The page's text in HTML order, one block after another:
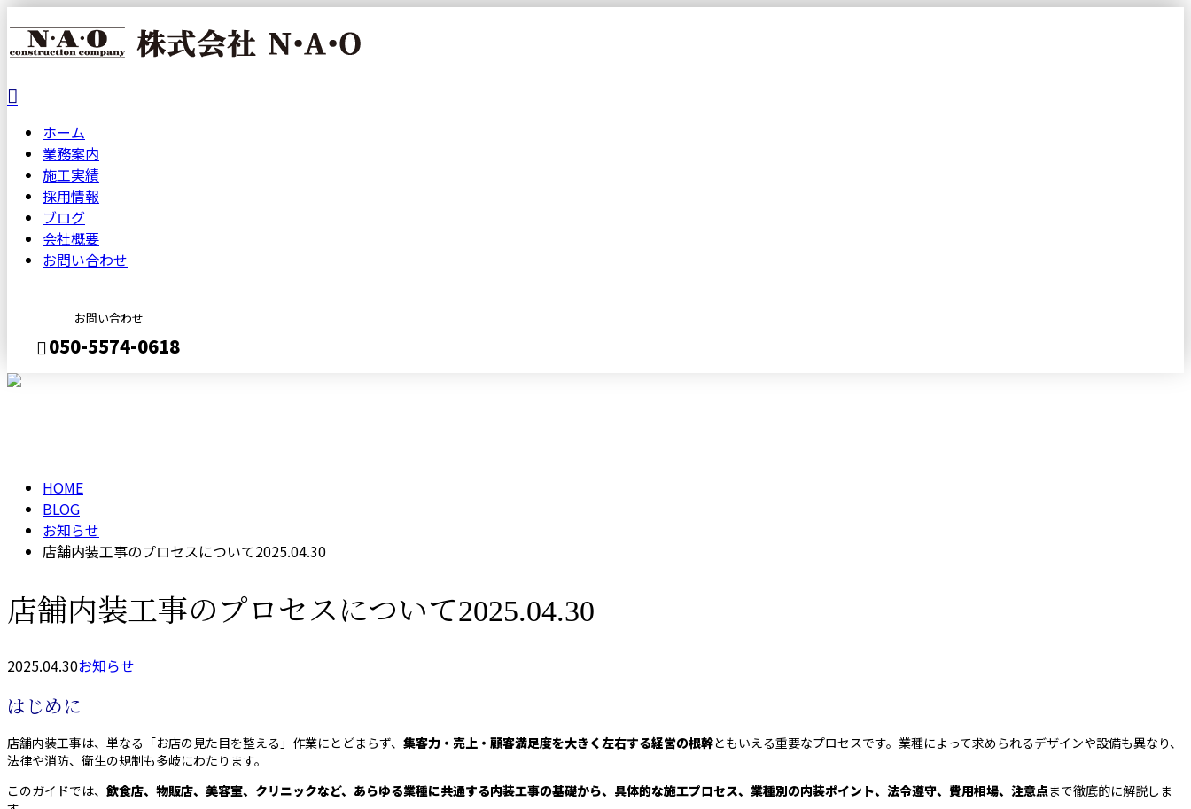
ホーム
業務案内
施工実績
採用情報
ブログ
会社概要
お問い合わせ
お問い合わせ
050-5574-0618
HOME
BLOG
お知らせ
店舗内装工事のプロセスについて2025.04.30
店舗内装工事のプロセスについて2025.04.30
2025.04.30お知らせ
はじめに
店舗内装工事は、単なる「お店の見た目を整える」作業にとどまらず、 集客力・売上・ 顧客満足度を大きく左右する経営の根幹ともいえる重要なプロセスです。業種によって求められるデザインや設備も異なり、
法律や消防、衛生の規制も多岐にわたります。
このガイドでは、 飲食店、物販店、美容室、クリニックなど、 あらゆる業種に共通する内装工事の基礎から、 具体的な施工プロセス、業種別の内装ポイント、法令遵守、 費用相場、注意点まで徹底的に解説しま